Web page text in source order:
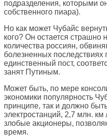
подразделения, которыми
собственного пиара).
Но как может Чубайс
кого? Он остается страшно
количества россиян,
болезненных последствиях
единственный пост,
занят Путиным.
Может быть, по мере
экономики популярность
принципе, так и должно
электростанций, 2,7 млн. км
злобые акционеры,
время.